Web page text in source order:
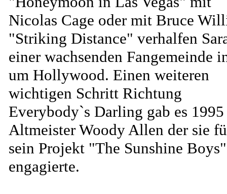
Nicolas Cage oder mit Bruce
"Striking Distance" verhalfen
einer wachsenden Fangemeinde
um Hollywood. Einen weiteren
wichtigen Schritt Richtung
Everybody`s Darling gab es
Altmeister Woody Allen der sie
sein Projekt "The Sunshine Boys"
engagierte.